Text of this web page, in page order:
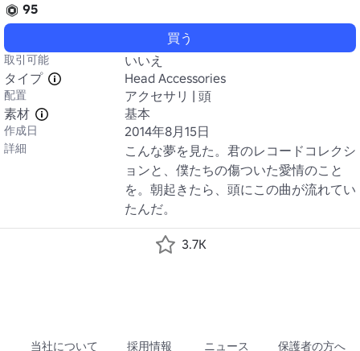
95
買う
取引可能
いいえ
タイプ
Head Accessories
配置
アクセサリ | 頭
素材
基本
作成日 2014年8月15日
詳細
こんな夢を見た。君のレコードコレクシ
ョンと、僕たちの傷ついた愛情のこと
を。朝起きたら、頭にこの曲が流れてい
たんだ。
3.7K
当社について 採用情報 ニュース 保護者の方へ